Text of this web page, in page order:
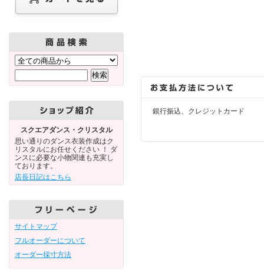
スクエアダンス・クリスタル
思い通りのダンス衣装作成はク
リスタルにお任せください ！ ダ
ンスに必要な小物関連も充実し
ております。
店長日記はこちら
サイトマップ
フルオーダーについて
オーダー採寸方法
銀行振込、クレジットカード